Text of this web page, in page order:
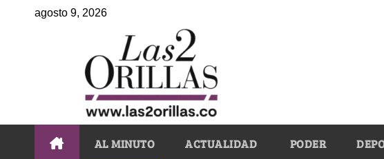
agosto 9, 2026
AL MINUTO ACTUALIDAD PODER